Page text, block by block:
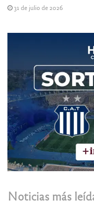
31 de julio de 2026
Noticias más